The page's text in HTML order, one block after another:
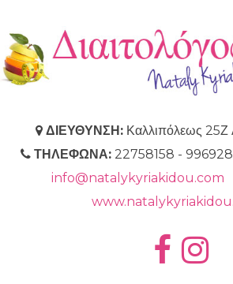
ΔΙΕΥΘΥΝΣΗ: Καλλιπόλεως 25Ζ
ΤΗΛΕΦΩΝΑ:22758158 -
info@natalykyriakidou.com